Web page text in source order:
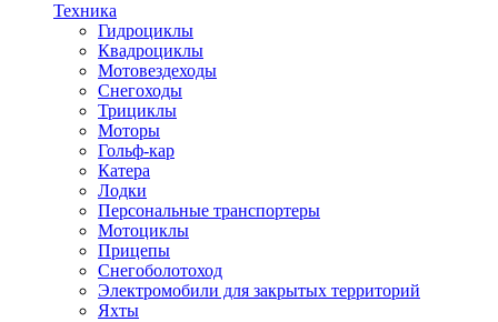
Техника
Гидроциклы
Квадроциклы
Мотовездеходы
Снегоходы
Трициклы
Моторы
Гольф-кар
Катера
Лодки
Персональные транспортеры
Мотоциклы
Прицепы
Снегоболотоход
Электромобили для закрытых территорий
Яхты